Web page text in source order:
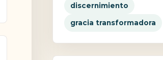
discernimiento
gracia transformadora